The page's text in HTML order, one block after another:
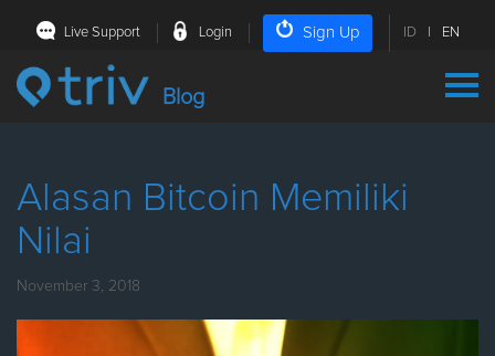
Live Support Login Sign Up ID EN
Blog
Alasan Bitcoin Memiliki
Nilai
November 3, 2018